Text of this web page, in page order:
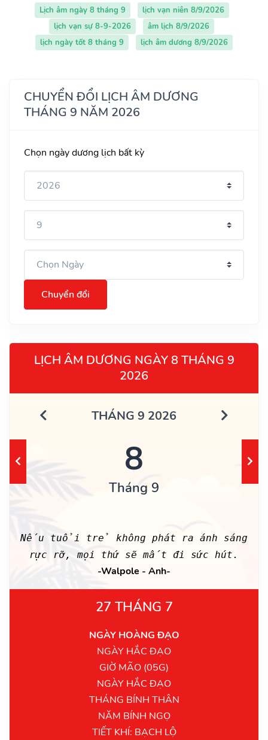
Lịch âm ngày 8 tháng 9
lịch vạn niên 8/9/2026
lịch vạn sự 8-9-2026
âm lịch 8/9/2026
lịch ngày tốt 8 tháng 9
lịch âm dương 8/9/2026
CHUYỂN ĐỔI LỊCH ÂM DƯƠNG
THÁNG 9 NĂM 2026
Chọn ngày dương lịch bất kỳ
Chuyển đổi
LỊCH ÂM DƯƠNG NGÀY 8 THÁNG 9
2026
THÁNG 9 2026
8
Tháng 9
Nếu tuổi trẻ không phát ra ánh sáng
rực rỡ, mọi thứ sẽ mất đi sức hút.
-Walpole - Anh-
27 THÁNG 7
NGÀY HOÀNG ĐẠO
NGÀY HẮC ĐẠO
GIỜ MÃO (05G)
NGÀY HẮC ĐẠO
THÁNG BÍNH THÂN
NĂM BÍNH NGỌ
TIẾT KHÍ: BẠCH LỘ